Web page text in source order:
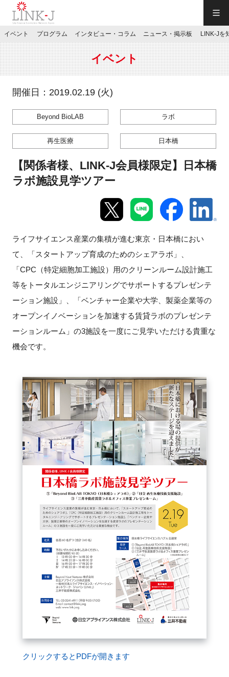
JP／EN
特別会員専用メニュー
お問い合わせ
プログラム
インタビュー・コラム
LINK-Jを知る
特別会員
施設・アクセス
FAQ
イベントお知らせメール登録
イベント プログラム インタビュー・コラム ニュース・掲示板 LINK-Jを
イベント
開催日：2019.02.19 (火)
Beyond BioLAB ラボ
再生医療 日本橋
【関係者様、LINK-J会員様限定】日本橋
ラボ施設見学ツアー
ライフサイエンス産業の集積が進む東京・日本橋におい
て、「スタートアップ育成のためのシェアラボ」、
「CPC（特定細胞加工施設）用のクリーンルーム設計施工
等をトータルエンジニアリングでサポートするプレゼンテ
ーション施設」、「ベンチャー企業や大学、製薬企業等の
オープンイノベーションを加速する賃貸ラボのプレゼンテ
ーションルーム」の3施設を一度にご見学いただける貴重な
機会です。
クリックするとPDFが開きます